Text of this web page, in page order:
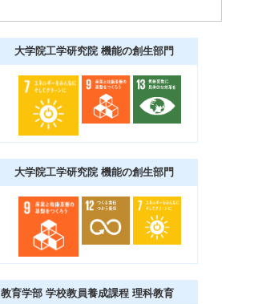
大学院工学研究院 機能の創生部門
大学院工学研究院 機能の創生部門
教育学部 学校教員養成課程 理科教育